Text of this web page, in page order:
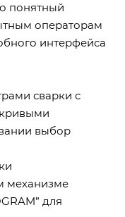
понятный
операторам
интерфейса
сварки с
выбор
механизме
для